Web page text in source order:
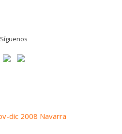
Síguenos
dic 2008 Navarra